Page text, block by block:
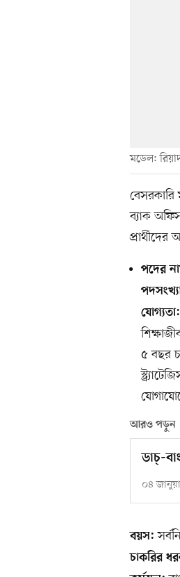
মডেল:
বেসরকারি
ব্যাক
পদের
যোগ্যতা:
৫ বছর
আরও পড়ুন
ডাচ্‌-
০৪
বয়স:
চাকরির